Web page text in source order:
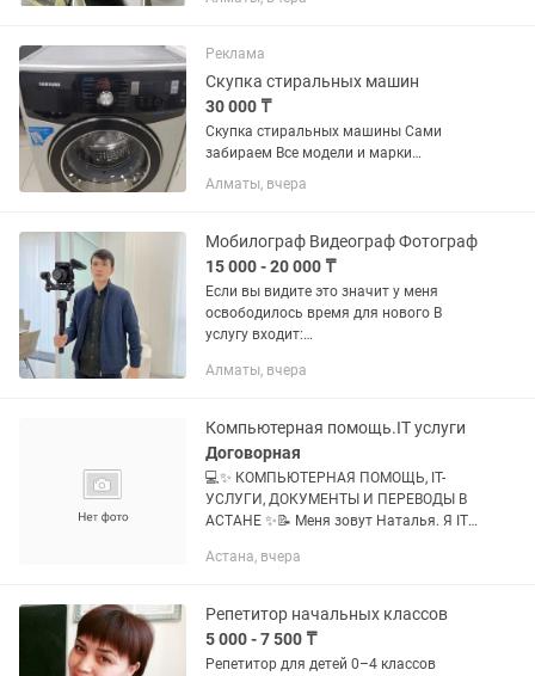
течении часа Демонтируем сами
Реклама
Скупка стиральных машин
30 000 ₸
Скупка стиральных машины Сами
забираем Все модели и марки
Отправьте фотографию стиралок
Выезд по городу и по области!!!
Алматы, вчера
Мобилограф Видеограф Фотограф
15 000 - 20 000 ₸
Если вы видите это значит у меня
освободилось время для нового В
услугу входит:
реализовать для вас видео :
-Мастеркласс,уроки,...
Алматы, вчера
Компьютерная помощь.IT услуги
Договорная
💻✨ КОМПЬЮТЕРНАЯ ПОМОЩЬ, IT-
УСЛУГИ, ДОКУМЕНТЫ И ПЕРЕВОДЫ В
АСТАНЕ ✨📝 Меня зовут Наталья. Я IT-
администратор с опытом работы
клиентам,...
Астана, вчера
Репетитор начальных классов
5 000 - 7 500 ₸
Репетитор для детей 0–4 классов